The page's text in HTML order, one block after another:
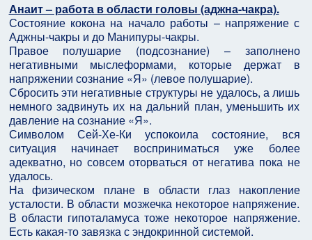
Анаит – работа в области головы (аджна-чакра).
Состояние кокона на начало работы – напряжение с
Аджны-чакры и до Манипуры-чакры.
Правое полушарие (подсознание) – заполнено
негативными мыслеформами, которые держат в
напряжении сознание «Я» (левое полушарие).
Сбросить эти негативные структуры не удалось, а лишь
немного задвинуть их на дальний план, уменьшить их
давление на сознание «Я».
Символом Сей-Хе-Ки успокоила состояние, вся
ситуация начинает восприниматься уже более
адекватно, но совсем оторваться от негатива пока не
удалось.
На физическом плане в области глаз накопление
усталости. В области мозжечка некоторое напряжение.
В области гипоталамуса тоже некоторое напряжение.
Есть какая-то завязка с эндокринной системой.